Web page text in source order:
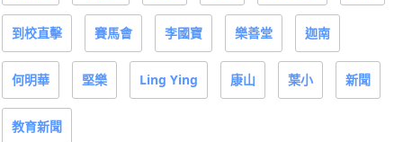
到校直擊 賽馬會 李國寶 樂善堂 迦南
何明華 堅樂 Ling Ying 康山 葉小 新聞
教育新聞